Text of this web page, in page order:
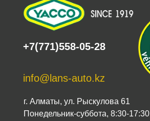
+7(771)558-05-28
info@lans-auto.kz
г. Алматы, ул. Рыскулова 61
Понедельник-суббота, 8:30-17:30